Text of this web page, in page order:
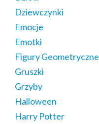
Dziewczynki
Emocje
Emotki
Figury Geometryczne
Gruszki
Grzyby
Halloween
Harry Potter